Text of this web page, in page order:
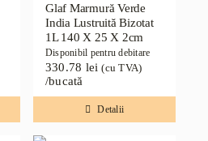
Glaf Marmură Verde
India Lustruită Bizotat
1L 140 X 25 X 2cm
Disponibil pentru debitare
330.78 lei (cu TVA)
/bucată
Detalii